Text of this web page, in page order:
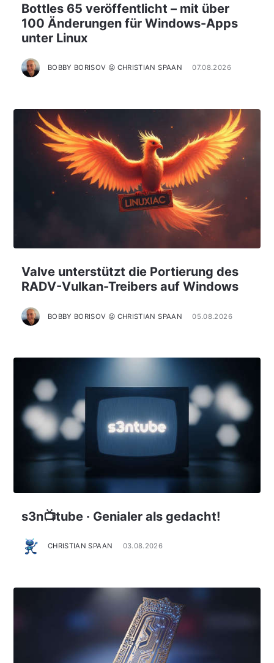
Bottles 65 veröffentlicht – mit über
100 Änderungen für Windows-Apps
unter Linux
BOBBY BORISOV 😛 CHRISTIAN SPAAN 07.08.2026
Valve unterstützt die Portierung des
RADV-Vulkan-Treibers auf Windows
BOBBY BORISOV 😛 CHRISTIAN SPAAN 05.08.2026
s3n📺tube · Genialer als gedacht!
CHRISTIAN SPAAN 03.08.2026